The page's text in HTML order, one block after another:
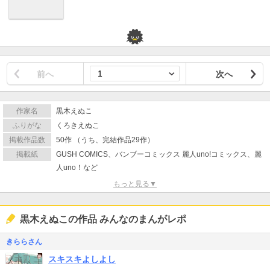
前へ 次へ
作家名
黒木えぬこ
ふりがな
くろきえぬこ
掲載作品数
50作 （うち、完結作品29作）
掲載紙
GUSH COMICS、バンブーコミックス 麗人uno!コミックス、麗
人uno！など
もっと見る▼
黒木えぬこの作品 みんなのまんがレポ
きららさん
スキスキよしよし